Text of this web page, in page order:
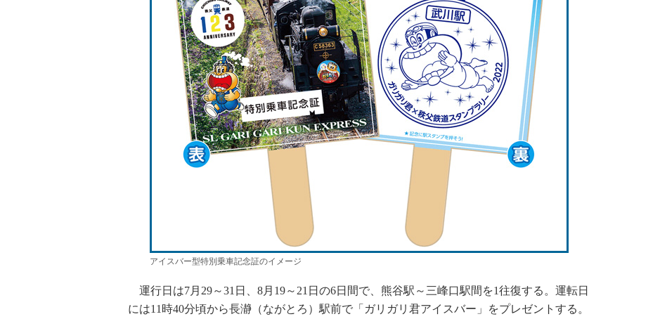
アイスバー型特別乗車記念証のイメージ
運行日は7月29～31日、8月19～21日の6日間で、熊谷駅～三峰口駅間を1往復する。運転日
には11時40分頃から長瀞（ながとろ）駅前で「ガリガリ君アイスバー」をプレゼントする。